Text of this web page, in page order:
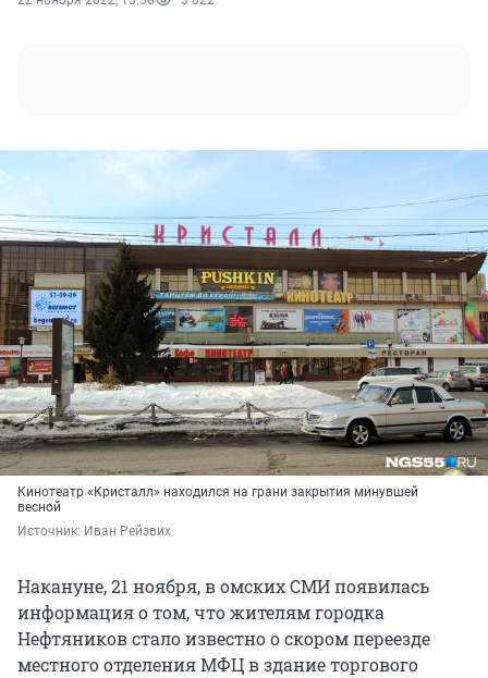
Кинотеатр «Кристалл» находился на грани закрытия минувшей
весной
Источник: Иван Рейзвих
Накануне, 21 ноября, в омских СМИ появилась
информация о том, что жителям городка
Нефтяников стало известно о скором переезде
местного отделения МФЦ в здание торгового